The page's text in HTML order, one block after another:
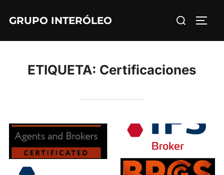
GRUPO INTERÓLEO Buscar:
ETIQUETA: Certificaciones